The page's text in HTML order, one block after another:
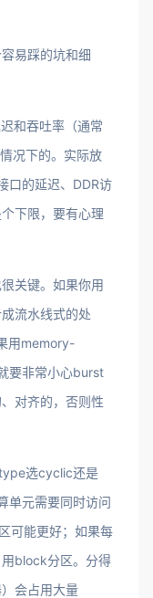
易踩的坑和细
和吞吐率（通常
况下的。实际放
口的延迟、DDR访
下限，要有心理
关键。如果你用
流水线式的处
用memory-
要非常小心burst
对齐的，否则性
选cyclic还是
单元需要同时访问
可能更好；如果每
block分区。分得
会占用大量